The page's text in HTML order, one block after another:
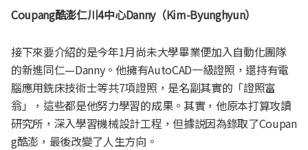
Coupang酷澎仁川4中心Danny（Kim-Byunghyun）
接下來要介紹的是今年1月尚未大學畢業便加入自動化團隊
的新進同仁—Danny。他擁有AutoCAD一級證照，還持有電
腦應用銑床技術士等共7項證照，是名副其實的「證照富
翁」，這些都是他努力學習的成果。其實，他原本打算攻讀
研究所，深入學習機械設計工程，但據説因為錄取了Coupan
g酷澎，最後改變了人生方向。